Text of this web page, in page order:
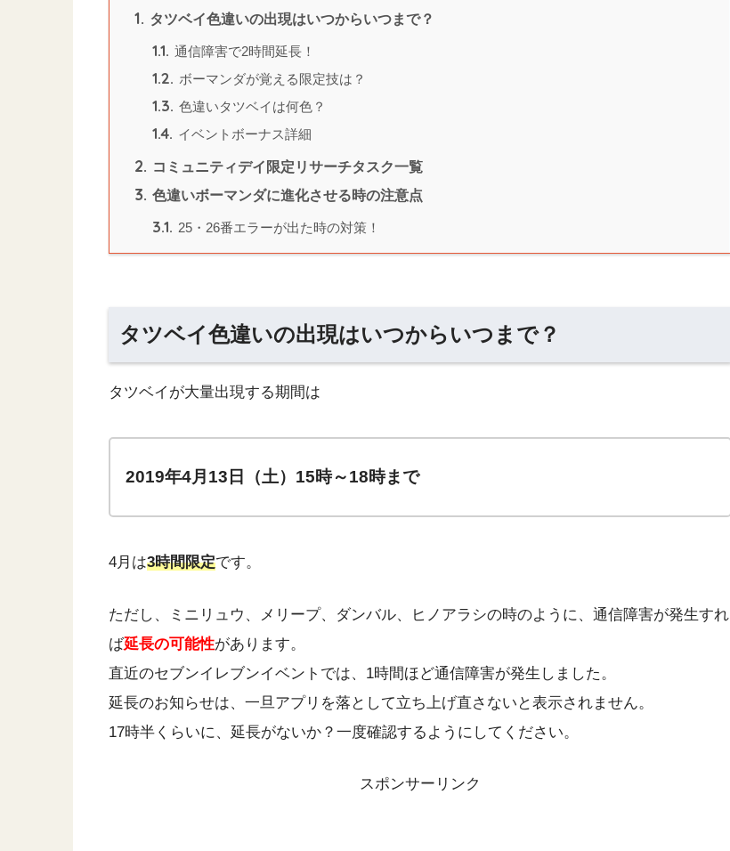
1. タツベイ色違いの出現はいつからいつまで？
1.1. 通信障害で2時間延長！
1.2. ボーマンダが覚える限定技は？
1.3. 色違いタツベイは何色？
1.4. イベントボーナス詳細
2. コミュニティデイ限定リサーチタスク一覧
3. 色違いボーマンダに進化させる時の注意点
3.1. 25・26番エラーが出た時の対策！
タツベイ色違いの出現はいつからいつまで？
タツベイが大量出現する期間は
2019年4月13日（土）15時～18時まで
4月は3時間限定です。
ただし、ミニリュウ、メリープ、ダンバル、ヒノアラシの時のように、通信障害が発生すれ
ば延長の可能性があります。
直近のセブンイレブンイベントでは、1時間ほど通信障害が発生しました。
延長のお知らせは、一旦アプリを落として立ち上げ直さないと表示されません。
17時半くらいに、延長がないか？一度確認するようにしてください。
スポンサーリンク